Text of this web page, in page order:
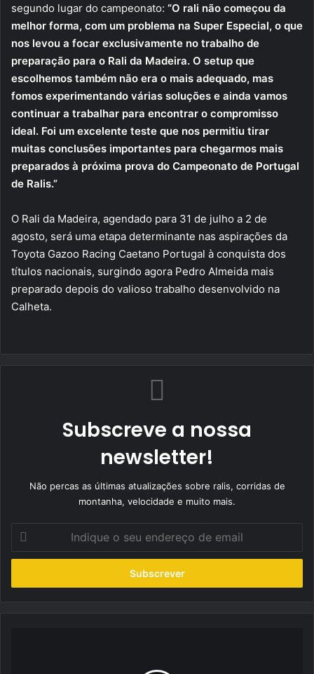
segundo lugar do campeonato: “O rali não começou da
melhor forma, com um problema na Super Especial, o que
nos levou a focar exclusivamente no trabalho de
preparação para o Rali da Madeira. O setup que
escolhemos também não era o mais adequado, mas
fomos experimentando várias soluções e ainda vamos
continuar a trabalhar para encontrar o compromisso
ideal. Foi um excelente teste que nos permitiu tirar
muitas conclusões importantes para chegarmos mais
preparados à próxima prova do Campeonato de Portugal
de Ralis.”
O Rali da Madeira, agendado para 31 de julho a 2 de
agosto, será uma etapa determinante nas aspirações da
Toyota Gazoo Racing Caetano Portugal à conquista dos
títulos nacionais, surgindo agora Pedro Almeida mais
preparado depois do valioso trabalho desenvolvido na
Calheta.
Subscreve a nossa
newsletter!
Não percas as últimas atualizações sobre ralis, corridas de
montanha, velocidade e muito mais.
seu
de